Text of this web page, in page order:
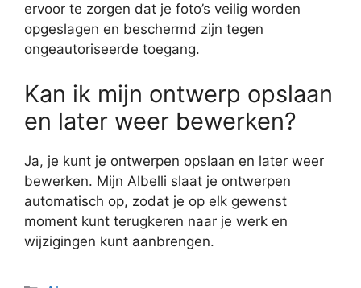
ervoor te zorgen dat je foto’s veilig worden
opgeslagen en beschermd zijn tegen
ongeautoriseerde toegang.
Kan ik mijn ontwerp opslaan
en later weer bewerken?
Ja, je kunt je ontwerpen opslaan en later weer
bewerken. Mijn Albelli slaat je ontwerpen
automatisch op, zodat je op elk gewenst
moment kunt terugkeren naar je werk en
wijzigingen kunt aanbrengen.